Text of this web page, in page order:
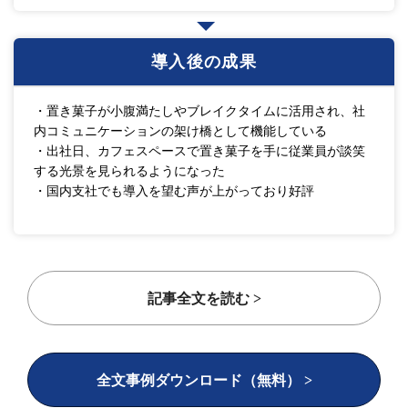
導入後の成果
・置き菓子が小腹満たしやブレイクタイムに活用され、社
内コミュニケーションの架け橋として機能している
・出社日、カフェスペースで置き菓子を手に従業員が談笑
する光景を見られるようになった
・国内支社でも導入を望む声が上がっており好評
記事全文を読む >
全文事例ダウンロード（無料） >